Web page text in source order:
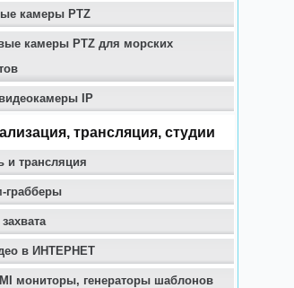
камеры PTZ
камеры PTZ для морских
IP
трансляция, студии
и трансляция
грабберы
в ИНТЕРНЕТ
мониторы, генераторы шаблонов